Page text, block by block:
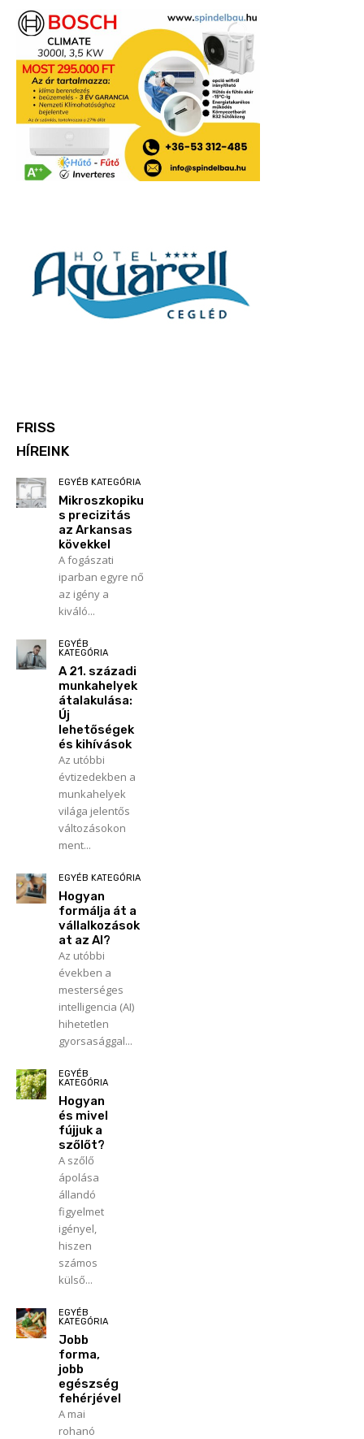
FRISS
HÍREINK
EGYÉB KATEGÓRIA
Mikroszkopiku
s precizitás
az Arkansas
kövekkel
A fogászati
iparban egyre nő
az igény a
kiváló...
EGYÉB
KATEGÓRIA
A 21. századi
munkahelyek
átalakulása:
Új
lehetőségek
és kihívások
Az utóbbi
évtizedekben a
munkahelyek
világa jelentős
változásokon
ment...
EGYÉB KATEGÓRIA
Hogyan
formálja át a
vállalkozások
at az AI?
Az utóbbi
években a
mesterséges
intelligencia (AI)
hihetetlen
gyorsasággal...
EGYÉB
KATEGÓRIA
Hogyan
és mivel
fújjuk a
szőlőt?
A szőlő
ápolása
állandó
figyelmet
igényel,
hiszen
számos
külső...
EGYÉB
KATEGÓRIA
Jobb
forma,
jobb
egészség
fehérjével
A mai
rohanó